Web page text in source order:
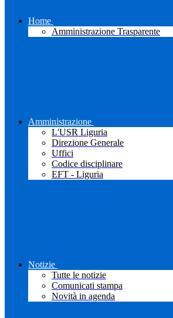
Home
Amministrazione Trasparente
Amministrazione
L'USR Liguria
Direzione Generale
Uffici
Codice disciplinare
EFT - Liguria
Notizie
Tutte le notizie
Comunicati stampa
Novità in agenda